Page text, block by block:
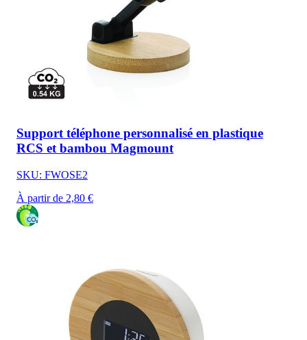
Support téléphone personnalisé en plastique
RCS et bambou Magmount
SKU: FWOSE2
À partir de 2,80 €